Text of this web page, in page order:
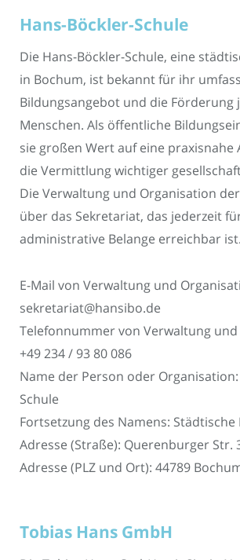
Hans-Böckler-Schule
Die Hans-Böckler-Schule, eine
in Bochum, ist bekannt für ihr
Bildungsangebot und die Förderung
Menschen. Als öffentliche
sie großen Wert auf eine praxisnahe
die Vermittlung wichtiger
Die Verwaltung und Organisation
über das Sekretariat, das jederzeit
administrative Belange erreichbar ist.
E-Mail von Verwaltung und
sekretariat@hansibo.de
Telefonnummer von Verwaltung
+49 234 / 93 80 086
Name der Person oder
Schule
Fortsetzung des Namens: Städtische
Adresse (Straße): Querenburger Str.
Adresse (PLZ und Ort): 44789
Tobias Hans GmbH